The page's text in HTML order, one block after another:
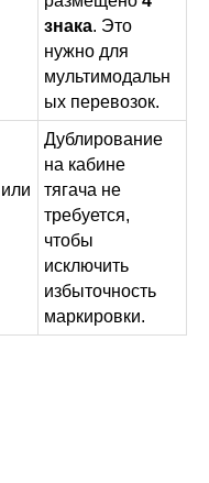
знака. Это
нужно для
мультимодальн
ых перевозок.
или
Дублирование
на кабине
тягача не
требуется,
чтобы
исключить
избыточность
маркировки.